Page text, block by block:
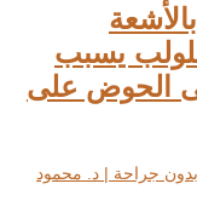
يسبب
الحوض على